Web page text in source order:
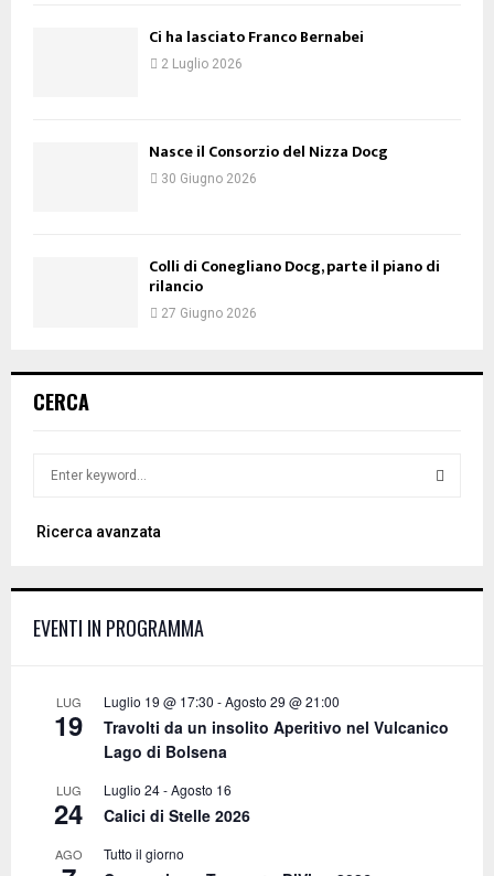
Ci ha lasciato Franco Bernabei
2 Luglio 2026
Nasce il Consorzio del Nizza Docg
30 Giugno 2026
Colli di Conegliano Docg, parte il piano di
rilancio
27 Giugno 2026
CERCA
r
o
Ricerca avanzata
EVENTI IN PROGRAMMA
LUG
19
Luglio 19 @ 17:30 -Agosto 29 @ 21:00
Travolti da un insolito Aperitivo nel Vulcanico
Lago di Bolsena
LUG
24
Luglio 24-Agosto 16
Calici di Stelle 2026
AGO Tutto il giorno